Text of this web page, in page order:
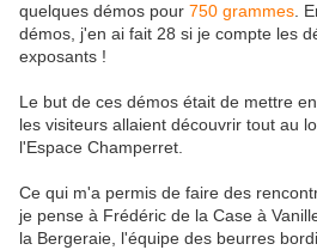
quelques démos pour 750 grammes .
démos, j'en ai fait 28 si je compte les
exposants !
Le but de ces démos était de mettre
les visiteurs allaient découvrir tout au
l'Espace Champerret.
Ce qui m'a permis de faire des
je pense à Frédéric de la Case à
la Bergeraie, l'équipe des beurres